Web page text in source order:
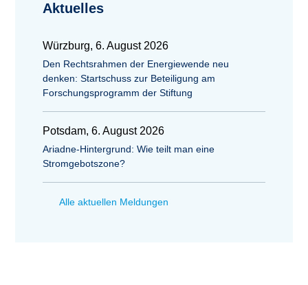
Aktuelles
Würzburg, 6. August 2026
Den Rechtsrahmen der Energiewende neu
denken: Startschuss zur Beteiligung am
Forschungsprogramm der Stiftung
Potsdam, 6. August 2026
Ariadne-Hintergrund: Wie teilt man eine
Stromgebotszone?
Alle aktuellen Meldungen